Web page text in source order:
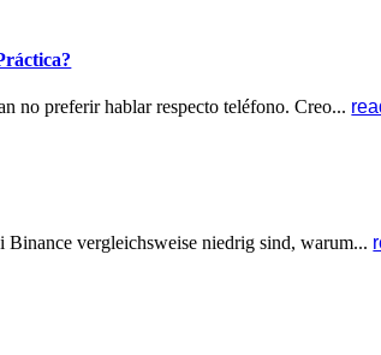
no preferir hablar respecto teléfono. Creo...
vergleichsweise niedrig sind, warum...